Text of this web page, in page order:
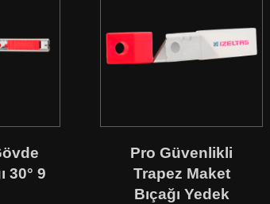
30° 9
Pro Güvenlikli
Trapez Maket
Bıçağı Yedek